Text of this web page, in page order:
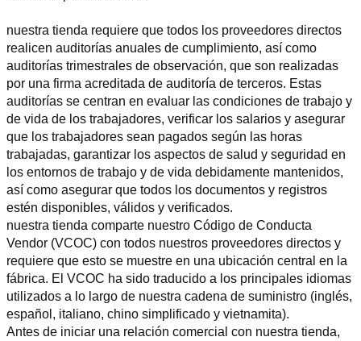
nuestra tienda requiere que todos los proveedores directos
realicen auditorías anuales de cumplimiento, así como
auditorías trimestrales de observación, que son realizadas
por una firma acreditada de auditoría de terceros. Estas
auditorías se centran en evaluar las condiciones de trabajo y
de vida de los trabajadores, verificar los salarios y asegurar
que los trabajadores sean pagados según las horas
trabajadas, garantizar los aspectos de salud y seguridad en
los entornos de trabajo y de vida debidamente mantenidos,
así como asegurar que todos los documentos y registros
estén disponibles, válidos y verificados.
nuestra tienda comparte nuestro Código de Conducta
Vendor (VCOC) con todos nuestros proveedores directos y
requiere que esto se muestre en una ubicación central en la
fábrica. El VCOC ha sido traducido a los principales idiomas
utilizados a lo largo de nuestra cadena de suministro (inglés,
español, italiano, chino simplificado y vietnamita).
Antes de iniciar una relación comercial con nuestra tienda,